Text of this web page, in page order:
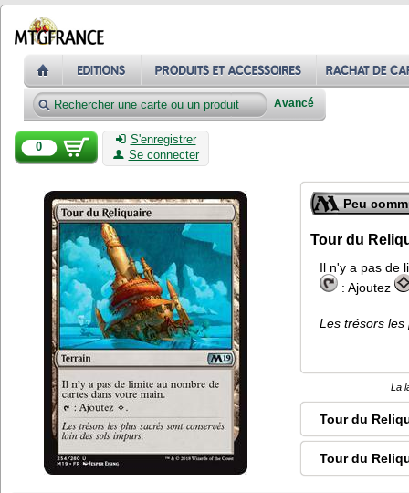
Avancé
0
S'enregistrer
Se connecter
Peu
Tour du
Il n'y a pas de
: Ajoutez
Les trésors les
La
Tour du
Tour du